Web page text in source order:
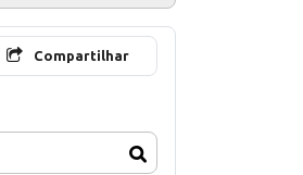
Compartilhar